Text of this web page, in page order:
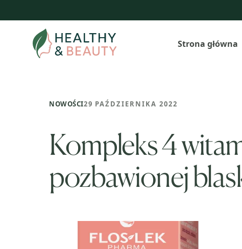
do
Strona główna
NOWOŚCI29 PAŹDZIERNIKA 2022
Kompleks 4
pozbawionej